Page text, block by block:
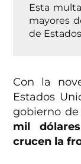
Esta
mayores
de
Con la
Estados
gobierno
mil
crucen la